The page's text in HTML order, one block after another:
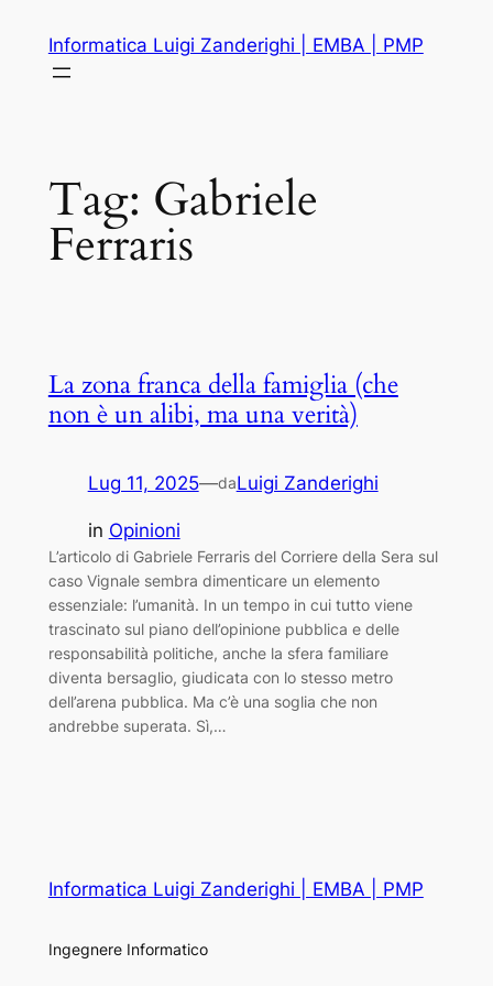
contenuto
Informatica Luigi Zanderighi | EMBA | PMP
Tag: Gabriele
Ferraris
La zona franca della famiglia (che
non è un alibi, ma una verità)
Lug 11, 2025—daLuigi Zanderighi
in Opinioni
L’articolo di Gabriele Ferraris del Corriere della Sera sul
caso Vignale sembra dimenticare un elemento
essenziale: l’umanità. In un tempo in cui tutto viene
trascinato sul piano dell’opinione pubblica e delle
responsabilità politiche, anche la sfera familiare
diventa bersaglio, giudicata con lo stesso metro
dell’arena pubblica. Ma c’è una soglia che non
andrebbe superata. Sì,…
Informatica Luigi Zanderighi | EMBA | PMP
Ingegnere Informatico